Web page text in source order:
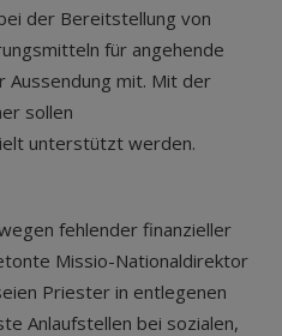
der Bereitstellung von
für angehende
Aussendung mit. Mit der
sollen
unterstützt werden.
fehlender finanzieller
Missio-Nationaldirektor
Priester in entlegenen
Anlaufstellen bei sozialen,